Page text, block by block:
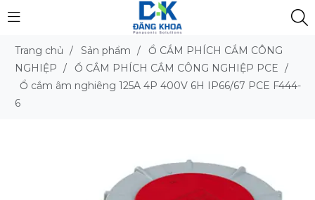
Trang chủ / Sản phẩm /
Ổ CẮM PHÍCH CẮM CÔNG
NGHIỆP / Ổ CẮM PHÍCH CẮM CÔNG NGHIỆP PCE /
Ổ cắm âm nghiêng 125A 4P 400V 6H IP66/67 PCE F444-
6